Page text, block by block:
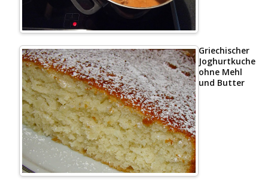
Griechischer
Joghurtkuchen
ohne Mehl
und Butter